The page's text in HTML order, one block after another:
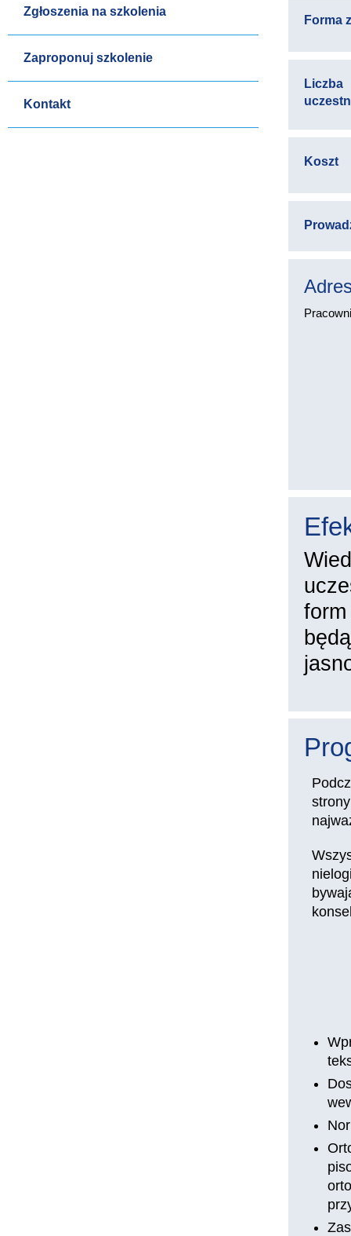
Zgłoszenia na szkolenia
Zaproponuj szkolenie
Kontakt
Forma
Liczba
Koszt